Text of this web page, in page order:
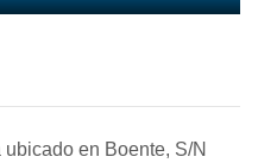
en Boente, S/N